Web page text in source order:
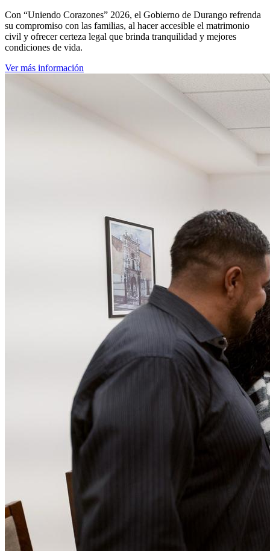
Con “Uniendo Corazones” 2026, el Gobierno de Durango refrenda
su compromiso con las familias, al hacer accesible el matrimonio
civil y ofrecer certeza legal que brinda tranquilidad y mejores
condiciones de vida.
Ver más información